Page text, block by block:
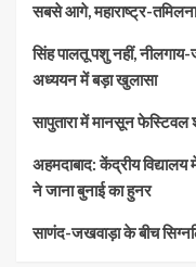
सबसे आगे, महाराष्ट्र-
सिंह पालतू पशु नहीं,
अध्ययन में बड़ा खुलासा
सापुतारा में मानसून
अहमदाबाद: केंद्रीय विद्यालय
ने जाना बुनाई का हुनर
साणंद-जखवाड़ा के बीच